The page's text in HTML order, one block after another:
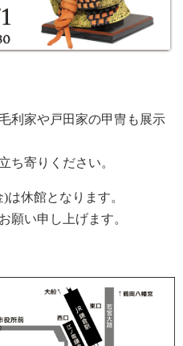
利家や戸田家の甲冑も展示
ち寄りください。
は休館となります。
願い申し上げます。